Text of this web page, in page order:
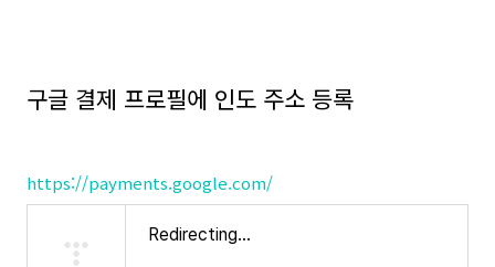
구글 결제 프로필에 인도 주소 등록
https://payments.google.com/
Redirecting...